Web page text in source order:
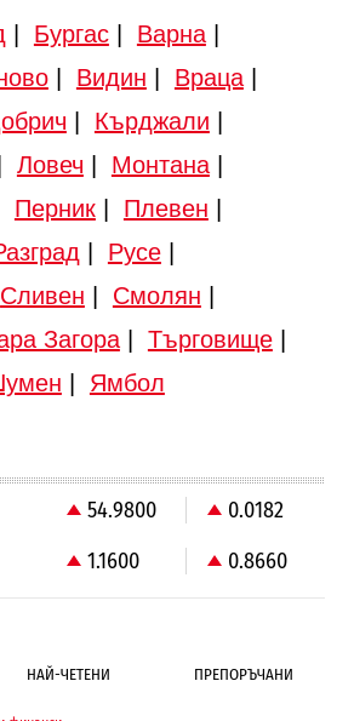
Бургас| Варна|
| Видин Враца|
Кърджали
Ловеч Монтана|
Перник| Плевен
Русе|
Сливен Смолян
Загора| Търговище|
Ямбол
54.9800
0.0182
1.1600 0.8660
НАЙ-ЧЕТЕНИ ПРЕПОРЪЧАНИ